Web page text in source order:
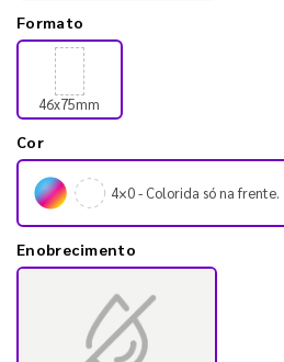
Formato
46x75mm
Cor
4×0 - Colorida só na frente.
Enobrecimento